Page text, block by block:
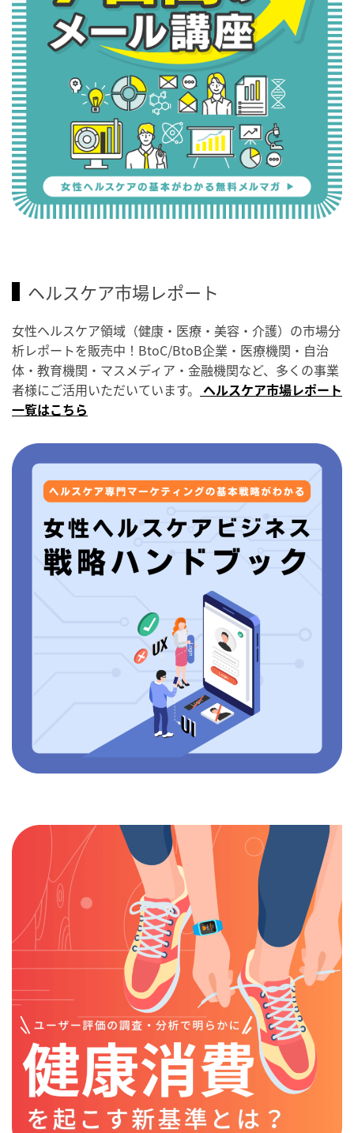
ヘルスケア市場レポート
女性ヘルスケア領域（健康・医療・美容・介護）の市場分
析レポートを販売中！BtoC/BtoB企業・医療機関・自治
体・教育機関・マスメディア・金融機関など、多くの事業
者様にご活用いただいています。 ヘルスケア市場レポート
一覧はこちら